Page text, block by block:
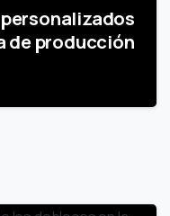
de producción